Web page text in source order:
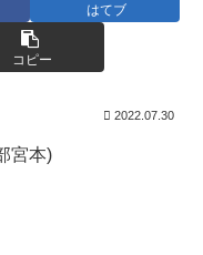
はてブ
コピー
2022.07.30
宮本)